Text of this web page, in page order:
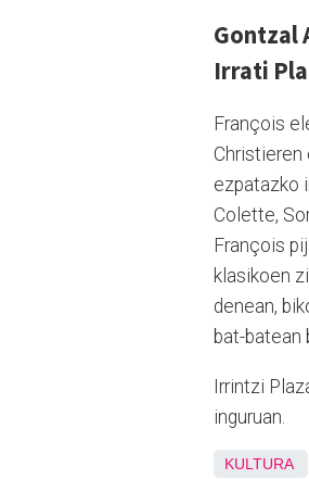
Gontzal
Irrati
François
Christieren
ezpatazko
Colette,
François
klasikoen
denean,
bat-batean
Irrintzi
inguruan.
KULTURA